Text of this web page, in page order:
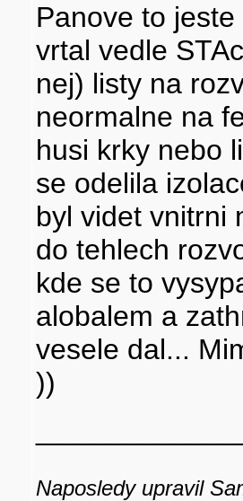
Panove to
vrtal vedle
nej) listy na
neormalne na
husi krky nebo
se odelila
byl videt vnitrni
do tehlech
kde se to
alobalem a
vesele dal...
))
Naposledy upravil